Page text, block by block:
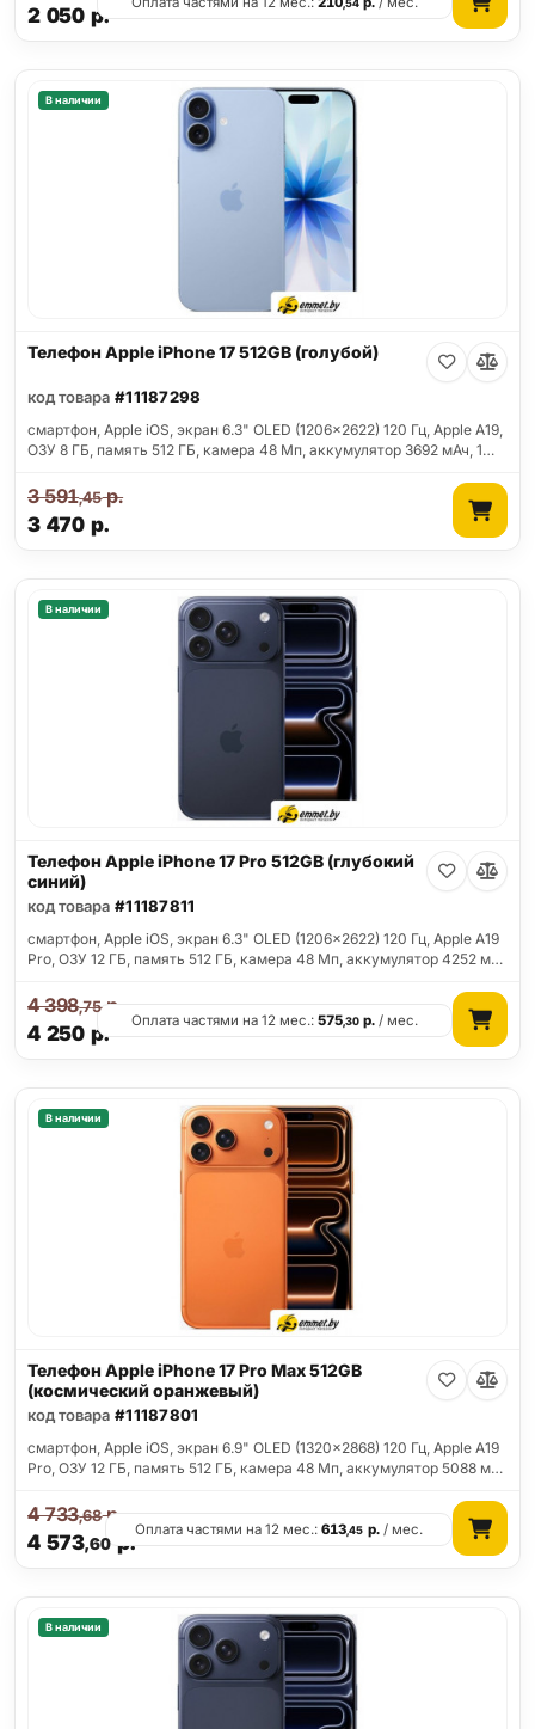
2 050 р.
,54
В наличии
Телефон Apple iPhone 17 512GB (голубой)
код товара #11187298
смартфон, Apple iOS, экран 6.3" OLED (1206x2622) 120 Гц, Apple A19,
ОЗУ 8 ГБ, память 512 ГБ, камера 48 Мп, аккумулятор 3692 мАч, 1…
3 470 р.
3 591,45р.
В наличии
Телефон Apple iPhone 17 Pro 512GB (глубокий
синий)
код товара #11187811
смартфон, Apple iOS, экран 6.3" OLED (1206x2622) 120 Гц, Apple A19
Pro, ОЗУ 12 ГБ, память 512 ГБ, камера 48 Мп, аккумулятор 4252 м…
4 250 р.
4 398,75р.
Оплата частями на 12 мес.:575,30 р. / мес.
В наличии
Телефон Apple iPhone 17 Pro Max 512GB
(космический оранжевый)
код товара #11187801
смартфон, Apple iOS, экран 6.9" OLED (1320x2868) 120 Гц, Apple A19
Pro, ОЗУ 12 ГБ, память 512 ГБ, камера 48 Мп, аккумулятор 5088 м…
4 573,60 р.
4 733,68р.
Оплата частями на 12 мес.:613,45 р./ мес.
В наличии